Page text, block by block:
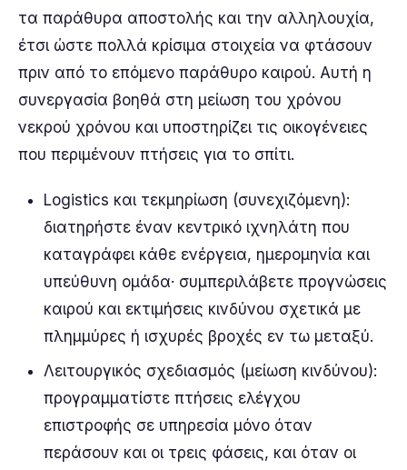
τα παράθυρα αποστολής και την αλληλουχία,
έτσι ώστε πολλά κρίσιμα στοιχεία να φτάσουν
πριν από το επόμενο παράθυρο καιρού. Αυτή η
συνεργασία βοηθά στη μείωση του χρόνου
νεκρού χρόνου και υποστηρίζει τις οικογένειες
που περιμένουν πτήσεις για το σπίτι.
Logistics και τεκμηρίωση (συνεχιζόμενη):
διατηρήστε έναν κεντρικό ιχνηλάτη που
καταγράφει κάθε ενέργεια, ημερομηνία και
υπεύθυνη ομάδα· συμπεριλάβετε προγνώσεις
καιρού και εκτιμήσεις κινδύνου σχετικά με
πλημμύρες ή ισχυρές βροχές εν τω μεταξύ.
Λειτουργικός σχεδιασμός (μείωση κινδύνου):
προγραμματίστε πτήσεις ελέγχου
επιστροφής σε υπηρεσία μόνο όταν
περάσουν και οι τρεις φάσεις, και όταν οι